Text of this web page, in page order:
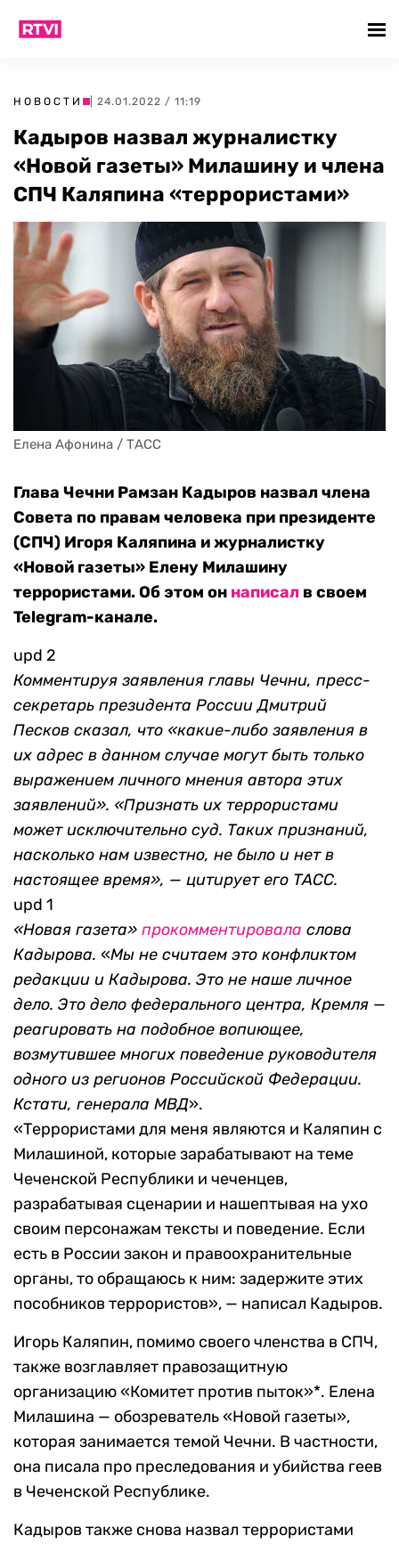
НОВОСТИ | 24.01.2022 / 11:19
Кадыров назвал журналистку
«Новой газеты» Милашину и члена
СПЧ Каляпина «террористами»
Елена Афонина / ТАСС
Глава Чечни Рамзан Кадыров назвал члена
Совета по правам человека при президенте
(СПЧ) Игоря Каляпина и журналистку
«Новой газеты» Елену Милашину
террористами. Об этом он написал в своем
Telegram-канале.
upd 2
Комментируя заявления главы Чечни, пресс-
секретарь президента России Дмитрий
Песков сказал, что «какие-либо заявления в
их адрес в данном случае могут быть только
выражением личного мнения автора этих
заявлений». «Признать их террористами
может исключительно суд. Таких признаний,
насколько нам известно, не было и нет в
настоящее время», — цитирует его ТАСС.
upd 1
«Новая газета» прокомментировала слова
Кадырова. «Мы не считаем это конфликтом
редакции и Кадырова. Это не наше личное
дело. Это дело федерального центра, Кремля —
реагировать на подобное вопиющее,
возмутившее многих поведение руководителя
одного из регионов Российской Федерации.
Кстати, генерала МВД».
«Террористами для меня являются и Каляпин с
Милашиной, которые зарабатывают на теме
Чеченской Республики и чеченцев,
разрабатывая сценарии и нашептывая на ухо
своим персонажам тексты и поведение. Если
есть в России закон и правоохранительные
органы, то обращаюсь к ним: задержите этих
пособников террористов», — написал Кадыров.
Игорь Каляпин, помимо своего членства в СПЧ,
также возглавляет правозащитную
организацию «Комитет против пыток»*. Елена
Милашина — обозреватель «Новой газеты»,
которая занимается темой Чечни. В частности,
она писала про преследования и убийства геев
в Чеченской Республике.
Кадыров также снова назвал террористами